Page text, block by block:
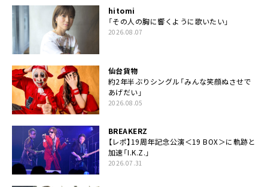
hitomi
「その人の胸に響くように歌いたい」
2026.08.07
仙台貨物
約2年半ぶりシングル「みんな笑顔ぬさせで
あげだい」
2026.08.05
BREAKERZ
【レポ】19周年記念公演＜19 BOX＞に軌跡と
加速「I.K.Z.」
2026.07.31